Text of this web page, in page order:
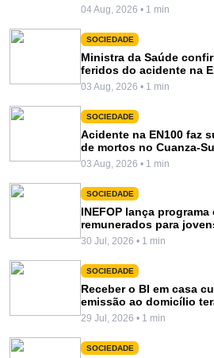
04 Aug, 2026 • 1 min
SOCIEDADE
Ministra da Saúde
feridos do acidente na
03 Aug, 2026 • 1 min
SOCIEDADE
Acidente na EN100 faz
de mortos no Cuanza-
03 Aug, 2026 • 1 min
SOCIEDADE
INEFOP lança
remunerados para
30 Jul, 2026 • 1 min
SOCIEDADE
Receber o BI em casa
emissão ao domicílio
29 Jul, 2026 • 1 min
SOCIEDADE